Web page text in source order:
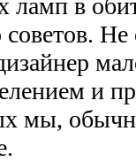
ламп в
и
мы,